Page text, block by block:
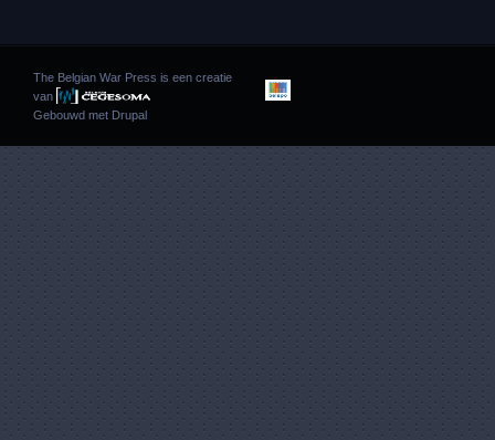
The Belgian War Press is een creatie
van
Gebouwd met Drupal